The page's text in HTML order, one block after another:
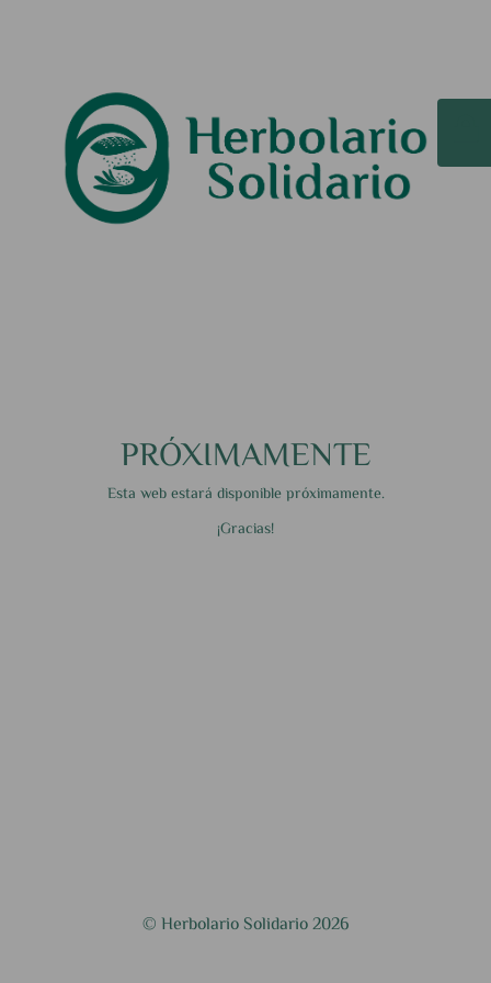
PRÓXIMAMENTE
Esta web estará disponible próximamente.
¡Gracias!
© Herbolario Solidario 2026